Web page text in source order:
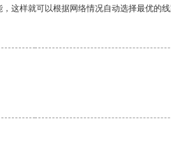
样就可以根据网络情况自动选择最优的线